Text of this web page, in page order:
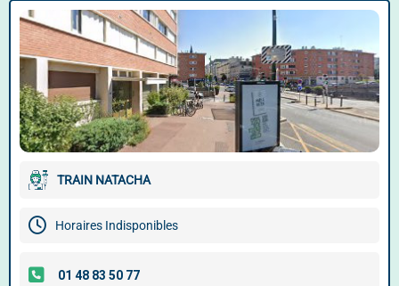
TRAIN NATACHA
Horaires Indisponibles